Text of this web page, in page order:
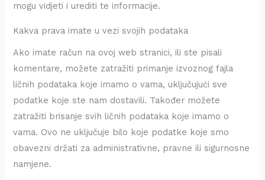
mogu vidjeti i urediti te informacije.
Kakva prava imate u vezi svojih podataka
Ako imate račun na ovoj web stranici, ili ste pisali
komentare, možete zatražiti primanje izvoznog fajla
ličnih podataka koje imamo o vama, uključujući sve
podatke koje ste nam dostavili. Također možete
zatražiti brisanje svih ličnih podataka koje imamo o
vama. Ovo ne uključuje bilo koje podatke koje smo
obavezni držati za administrativne, pravne ili sigurnosne
namjene.